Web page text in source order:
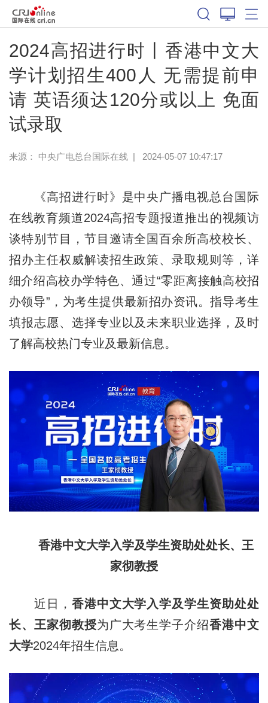
2024高招进行时丨香港中文大
学计划招生400人 无需提前申
请 英语须达120分或以上 免面
试录取
来源： 中央广电总台国际在线| 2024-05-07 10:47:17
《高招进行时》是中央广播电视总台国际
在线教育频道2024高招专题报道推出的视频访
谈特别节目，节目邀请全国百余所高校校长、
招办主任权威解读招生政策、录取规则等，详
细介绍高校办学特色、通过“零距离接触高校招
办领导”，为考生提供最新招办资讯。指导考生
填报志愿、选择专业以及未来职业选择，及时
了解高校热门专业及最新信息。
香港中文大学入学及学生资助处处长、王
家彻教授
近日， 香港中文大学入学及学生资助处处
长、王家彻教授为广大考生学子介绍香港中文
大学2024年招生信息。